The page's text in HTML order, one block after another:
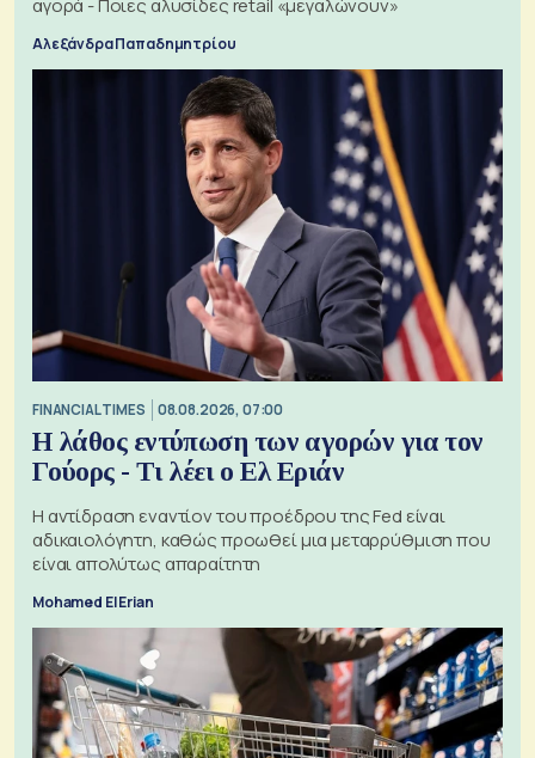
Αλεξάνδρα Παπαδημητρίου
FINANCIAL TIMES 08.08.2026, 07:00
Η λάθος εντύπωση των αγορών για τον
Γούορς - Τι λέει ο Ελ Εριάν
Η αντίδραση εναντίον του προέδρου της Fed είναι
αδικαιολόγητη, καθώς προωθεί μια μεταρρύθμιση που
είναι απολύτως απαραίτητη
Mohamed El Erian